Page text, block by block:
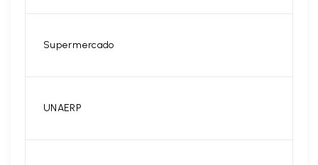
Supermercado
UNAERP